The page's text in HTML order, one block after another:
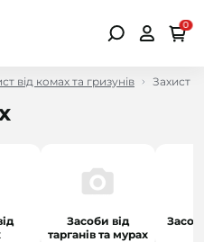
0
від комах та гризунів Захист
Засоби від
тарганів та мурах